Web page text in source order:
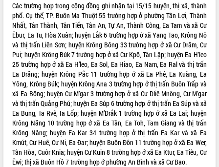
VIDEO
Loading the player...
Các trường hợp trong cộng đồng ghi nhận tại 15/15 huyện, thị xã, thành
phố. Cụ thể, TP. Buôn Ma Thuột 55 trường hợp ở phường Tân Lợi, Thành
Nhất, Tân Thành, Tân Tiến, Tân An, Tự An, Thành Công, Ea Tam và xã Cư
Êbur, Ea Tu, Hòa Xuân; huyện Lắk 6 trường hợp ở xã Yang Tao, Krông Nô
và thị trấn Liên Sơn; huyện Krông Bông 33 trường hợp ở xã Cư Drăm, Cư
Pui; huyện Krông Búk 7 trường hợp ở xã Cư Kpô, Tân Lập; huyện Ea H’leo
25 trường hợp ở xã Ea H’leo, Ea Sol, Ea Hiao, Ea Nam, Ea Ral và thị trấn
Ea Drăng; huyện Krông Pắc 11 trường hợp ở xã Ea Phê, Ea Kuăng, Ea
Yông, Krông Búk; huyện Krông Ana 3 trường hợp ở thị trấn Buôn Trấp và
xã Ea Bông; huyện Cư M’gar 3 trường hợp ở xã Cư Dliê Mnông, Cư M’gar
và thị trấn Quảng Phú; huyện Ea Súp 6 trường hợp ở thị trấn Ea Súp và xã
Ea Bung, Ia Rvê, Ia Lốp; huyện M’Drắk 1 trường hợp ở xã Ea Lai; huyện
Krông Năng 10 trường hợp ở xã Ea Tân, Ea Toh, Tam Giang và thị trấn
Krông Năng; huyện Ea Kar 34 trường hợp ở thị trấn Ea Kar và xã Ea
Kmút, Cư Huê, Cư Ni, Ea Đar; huyện Buôn Đôn 11 trường hợp ở xã Ea Wer,
Tân Hòa, Cuôr Knia; huyện Cư Kuin 8 trường hợp ở xã Ea Ktur, Ea Tiêu, Cư
Êwi; thị xã Buôn Hồ 7 trường hợp ở phường An Bình và xã Cư Bao.